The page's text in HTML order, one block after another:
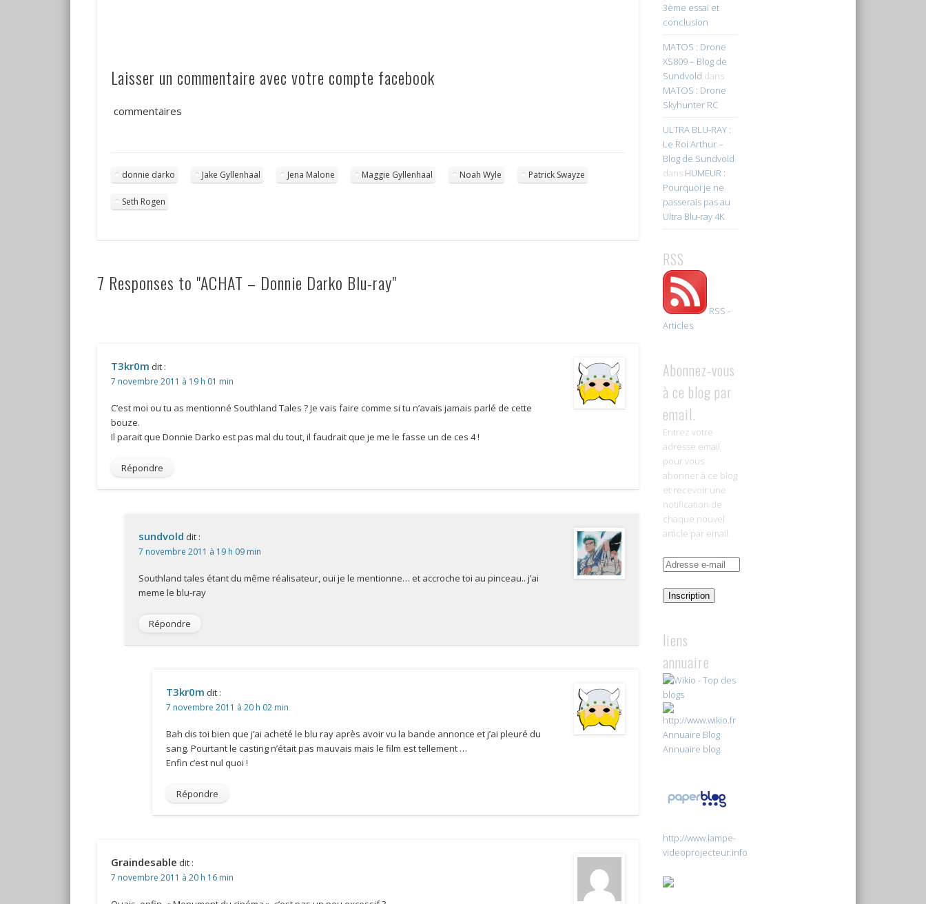
Laisser un commentaire avec votre compte facebook
commentaires
donnie darko Jake Gyllenhaal Jena Malone Maggie Gyllenhaal Noah Wyle Patrick Swayze
Seth Rogen
7 Responses to "ACHAT – Donnie Darko Blu-ray"
T3kr0m dit :
7 novembre 2011 à 19 h 01 min
C’est moi ou tu as mentionné Southland Tales ? Je vais faire comme si tu n’avais jamais parlé de cette
bouze.
Il parait que Donnie Darko est pas mal du tout, il faudrait que je me le fasse un de ces 4 !
Répondre
sundvold dit :
7 novembre 2011 à 19 h 09 min
Southland tales étant du même réalisateur, oui je le mentionne… et accroche toi au pinceau.. j’ai
meme le blu-ray
Répondre
T3kr0m dit :
7 novembre 2011 à 20 h 02 min
Bah dis toi bien que j’ai acheté le blu ray après avoir vu la bande annonce et j’ai pleuré du
sang. Pourtant le casting n’était pas mauvais mais le film est tellement …
Enfin c’est nul quoi !
Répondre
Graindesable dit :
7 novembre 2011 à 20 h 16 min
3ème essai et
conclusion
MATOS : Drone
XS809 – Blog de
Sundvold dans
MATOS : Drone
Skyhunter RC
ULTRA BLU-RAY :
Le Roi Arthur –
Blog de Sundvold
dans HUMEUR :
Pourquoi je ne
passerais pas au
Ultra Blu-ray 4K
RSS
RSS -
Articles
Abonnez-vous
à ce blog par
email.
Entrez votre
adresse email
pour vous
abonner à ce blog
et recevoir une
notification de
chaque nouvel
article par email.
Adresse
mailInscription
liens
annuaire
Annuaire Blog
Annuaire blog
http://www.lampe-
videoprojecteur.info